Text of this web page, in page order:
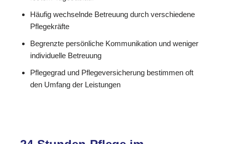
Häufig wechselnde Betreuung durch verschiedene
Pflegekräfte
Begrenzte persönliche Kommunikation und weniger
individuelle Betreuung
Pflegegrad und Pflegeversicherung bestimmen oft
den Umfang der Leistungen